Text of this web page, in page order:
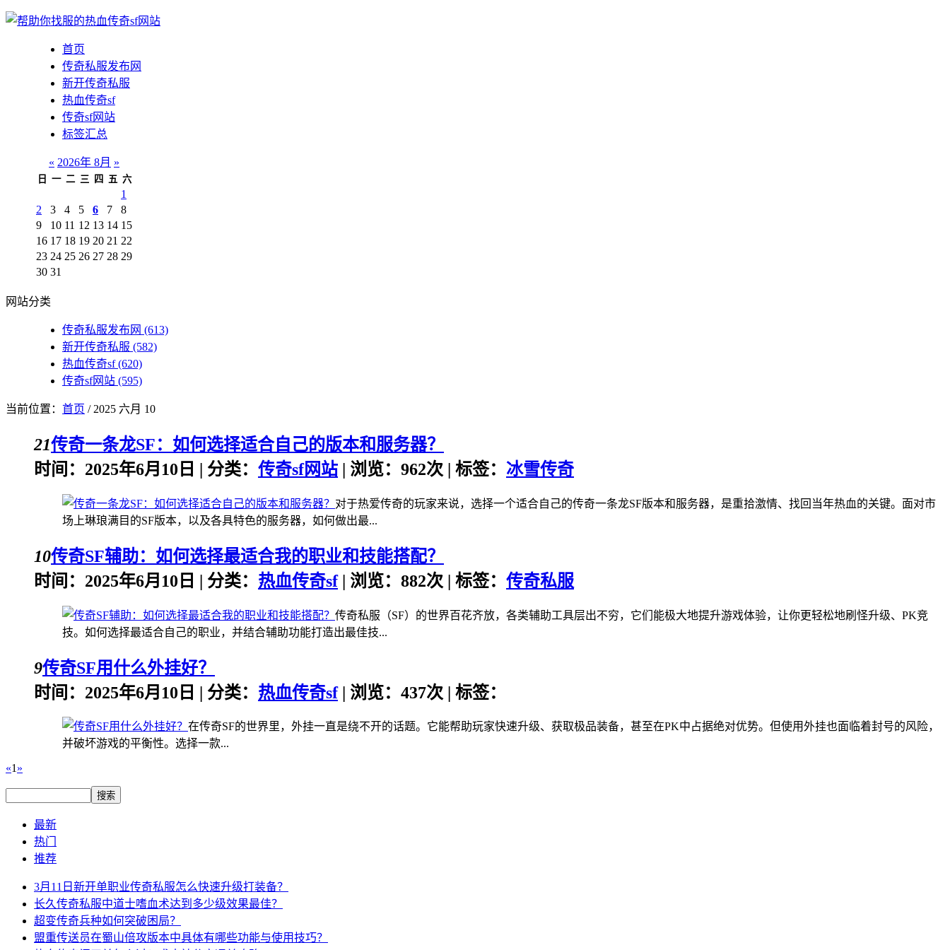
首页
传奇私服发布网
新开传奇私服
热血传奇sf
传奇sf网站
标签汇总
« 2026年 8月 »
日 一 二 三 四 五 六
1
2
3 4 5 6 7
8
9
10 11 12 13 14 15
16 17 18 19 20 21 22
23 24 25 26 27 28 29
30 31
网站分类
传奇私服发布网 (613)
新开传奇私服 (582)
热血传奇sf(620)
传奇sf网站 (595)
当前位置： 首页 / 2025 六月 10
21传奇一条龙SF：如何选择适合自己的版本和服务器？
时间：2025年6月10日 | 分类： 传奇sf网站 | 浏览：962次 | 标签： 冰雪传奇
对于热爱传奇的玩家来说，选择一个适合自己的传奇一条龙SF版本和服务器，是重拾激情、找回当年热血的关键。面对市
场上琳琅满目的SF版本，以及各具特色的服务器，如何做出最...
10传奇SF辅助：如何选择最适合我的职业和技能搭配？
时间：2025年6月10日 | 分类： 热血传奇sf| 浏览：882次 | 标签： 传奇私服
传奇私服（SF）的世界百花齐放，各类辅助工具层出不穷，它们能极大地提升游戏体验，让你更轻松地刷怪升级、PK竞
技。如何选择最适合自己的职业，并结合辅助功能打造出最佳技...
9传奇SF用什么外挂好？
时间：2025年6月10日 | 分类： 热血传奇sf| 浏览：437次 | 标签：
在传奇SF的世界里，外挂一直是绕不开的话题。它能帮助玩家快速升级、获取极品装备，甚至在PK中占据绝对优势。但使用外挂也面临着封号的风险，
并破坏游戏的平衡性。选择一款...
«1»
最新
热门
推荐
3月11日新开单职业传奇私服怎么快速升级打装备？
长久传奇私服中道士嗜血术达到多少级效果最佳？
超变传奇兵种如何突破困局？
盟重传送员在蜀山倍攻版本中具体有哪些功能与使用技巧？